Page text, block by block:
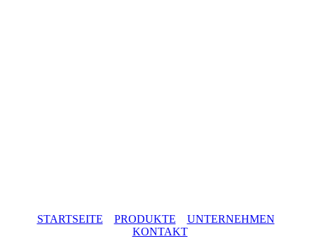
STARTSEITE PRODUKTE
UNTERNEHMEN
KONTAKT